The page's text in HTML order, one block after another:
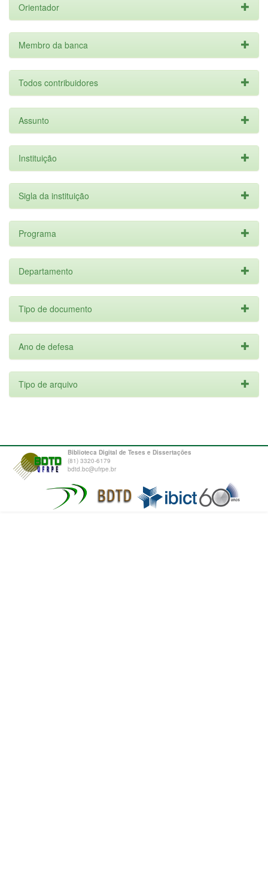
Orientador
Membro da banca
Todos contribuidores
Assunto
Instituição
Sigla da instituição
Programa
Departamento
Tipo de documento
Ano de defesa
Tipo de arquivo
Biblioteca Digital de Teses e Dissertações
(81) 3320-6179
bdtd.bc@ufrpe.br